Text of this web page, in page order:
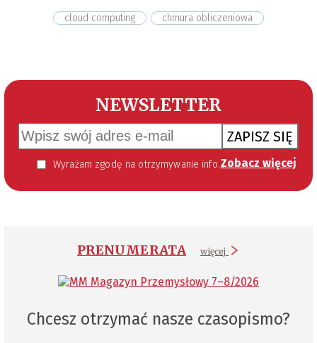
cloud computing chmura obliczeniowa
NEWSLETTER
ZAPISZ SIĘ
Wyrażam zgodę na otrzymywanie informacji handlowej kierowanej do mnie za pomocą środków komunikacji elektronicznej w szczególności poczty elektronicznej zgodnie z przepisem art. 10 ust 2 ustawy z dnia 18 lipca 2002 roku o świadczeniu usług drogą elektroniczną (Dz. U. 144 z 2002 r. poz. 1204). Zgoda jest dobrowolna, jednak jej wyrażenie jest konieczne, aby otrzymywać newsletter. Zobacz więcej
PRENUMERATA więcej
Chcesz otrzymać nasze czasopismo?